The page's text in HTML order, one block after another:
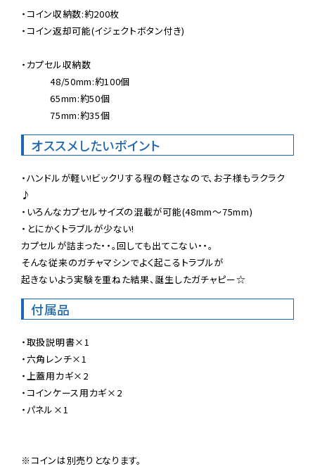
・コイン収納数:約200枚
・コイン返却可能(イジェクトボタン付き)
・カプセル収納数
48/50mm:約100個
65mm:約50個
75mm:約35個
オススメしたいポイント
・ハンドルが軽い!ビックリする程の軽さなので、お子様もラクラク
♪
・いろんなカプセルサイズの混載が可能(48mm〜75mm)
・とにかくトラブルが少ない!
カプセルが詰まった・・。回しても出てこない・・。
そんな従来のガチャマシンでよく起こるトラブルが
起きないよう実験を重ねた結果、誕生したガチャピー☆
付属品
・取扱説明書×1
・六角レンチ×1
・上蓋用カギ×2
・コインケース用カギ×2
・パネル×1
※コインは別売りとなります。